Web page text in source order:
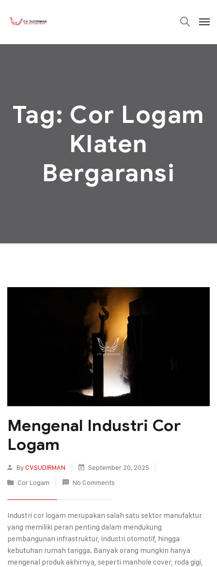
Tag: Cor Logam
Klaten
Bergaransi
Mengenal Industri Cor
Logam
ByCVSUDIRMAN
September 20, 2025
Cor Logam
No Comments
Industri cor logam merupakan salah satu sektor manufaktur
yang memiliki peran penting dalam mendukung
pembangunan infrastruktur, industri otomotif, hingga
kebutuhan rumah tangga. Banyak orang mungkin hanya
mengenal produk akhirnya, seperti manhole cover, roda gigi,